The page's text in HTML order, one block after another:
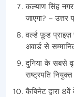
कल्याण सिंह
जाएगा? – उत्तर
वर्ल्ड फ़ूड प्राइज़
अवार्ड से
दुनिया के सबसे
राष्ट्रपति
कैबिनेट द्वारा